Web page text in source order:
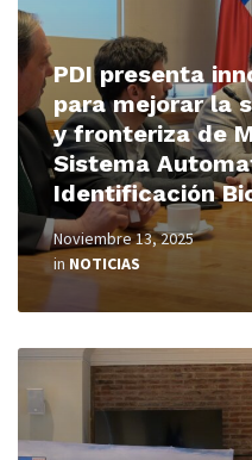
PDI presenta
para mejorar la
y fronteriza de
Sistema
Identificación
Noviembre 13, 2025
in NOTICIAS
Read